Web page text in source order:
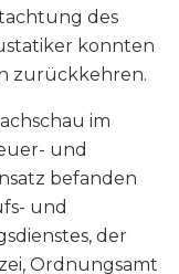
des
konnten
zurückkehren.
im
und
befanden
und
der
Ordnungsamt